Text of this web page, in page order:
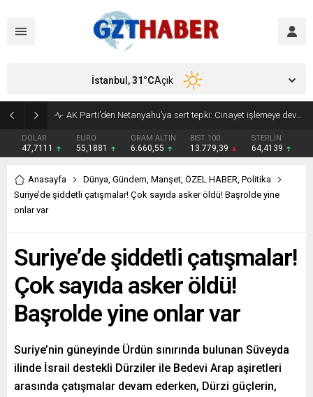
AK Parti’den Netanyahu’ya sert tepki: Cinayet işlemeye devam ediyor
DOLAR
47,7111
EURO
55,1881
GRAM ALTIN
6.660,55
BIST 100
13.779,39
STERLİN
64,4139
İstanbul,31°CAçık
Anasayfa Dünya, Gündem, Manşet, ÖZEL HABER, Politika
Suriye’de şiddetli çatışmalar! Çok sayıda asker öldü! Başrolde yine
onlar var
Suriye’de şiddetli çatışmalar!
Çok sayıda asker öldü!
Başrolde yine onlar var
Suriye’nin güneyinde Ürdün sınırında bulunan Süveyda
ilinde İsrail destekli Dürziler ile Bedevi Arap aşiretleri
arasında çatışmalar devam ederken, Dürzi güçlerin,